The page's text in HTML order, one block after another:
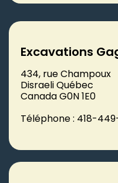
Excavations
434, rue Champoux
Disraeli Québec
Canada G0N 1E0
Téléphone : 418-